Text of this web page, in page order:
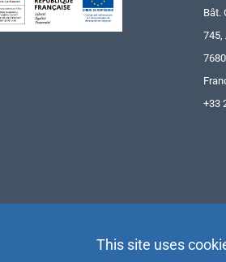
Bât.
745,
+33
This site uses